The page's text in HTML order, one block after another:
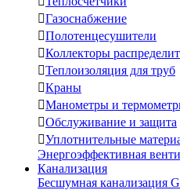
Газоснабжение
Полотенцесушители
Коллекторы
Теплоизоляция для труб
Краны
Манометры и
Обслуживание и защита
Уплотнительные
Энергоэффективная
Канализация
Бесшумная канализация